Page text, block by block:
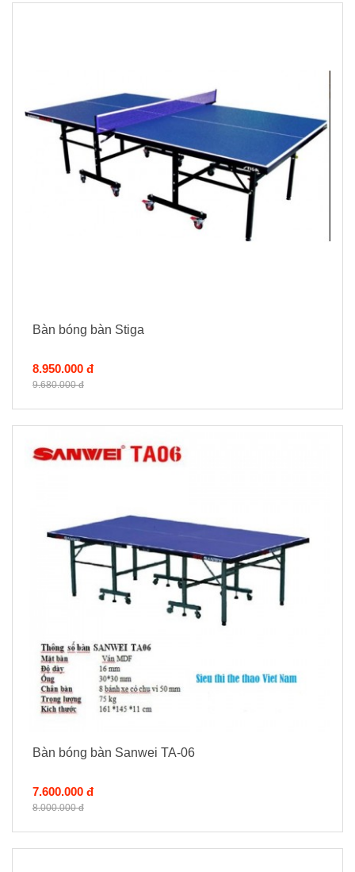
Bàn bóng bàn Stiga
8.950.000 đ
9.680.000 đ
Bàn bóng bàn Sanwei TA-06
7.600.000 đ
8.000.000 đ